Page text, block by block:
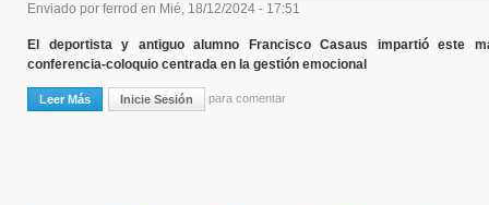
Enviado por ferrod en Mié, 18/12/2024 - 17:51
El deportista y antiguo alumno Francisco Casaus impartió este
conferencia-coloquio centrada en la gestión emocional
Leer Más Sobre ¡Libera Tu Mente ! Nos Ayuda : Franciso Casaus
Inicie Sesión para comentar